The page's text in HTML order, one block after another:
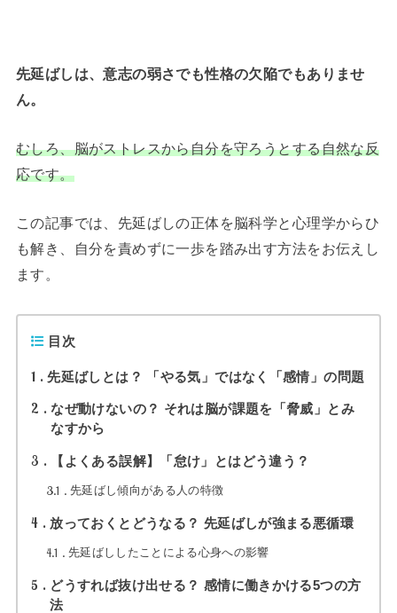
先延ばしは、意志の弱さでも性格の欠陥でもありませ
ん。
むしろ、脳がストレスから自分を守ろうとする自然な反
応です。
この記事では、先延ばしの正体を脳科学と心理学からひ
も解き、自分を責めずに一歩を踏み出す方法をお伝えし
ます。
目次
1 先延ばしとは？ 「やる気」ではなく「感情」の問題
2
なぜ動けないの？ それは脳が課題を「脅威」とみ
なすから
3 【よくある誤解】「怠け」とはどう違う？
3.1 先延ばし傾向がある人の特徴
4 放っておくとどうなる？ 先延ばしが強まる悪循環
4.1 先延ばししたことによる心身への影響
5
どうすれば抜け出せる？ 感情に働きかける5つの方
法